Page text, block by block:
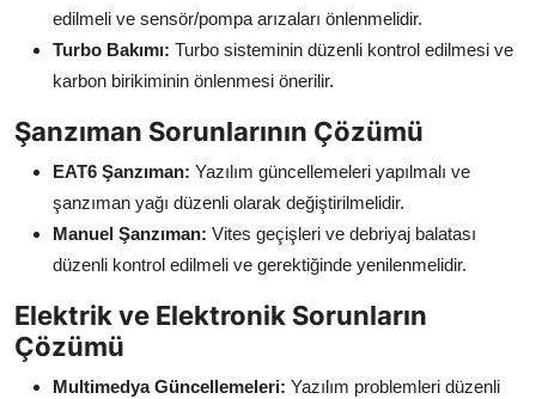
edilmeli ve sensör/pompa arızaları önlenmelidir.
Turbo Bakımı: Turbo sisteminin düzenli kontrol edilmesi ve
karbon birikiminin önlenmesi önerilir.
Şanzıman Sorunlarının Çözümü
EAT6 Şanzıman: Yazılım güncellemeleri yapılmalı ve
şanzıman yağı düzenli olarak değiştirilmelidir.
Manuel Şanzıman: Vites geçişleri ve debriyaj balatası
düzenli kontrol edilmeli ve gerektiğinde yenilenmelidir.
Elektrik ve Elektronik Sorunların
Çözümü
Multimedya Güncellemeleri: Yazılım problemleri düzenli